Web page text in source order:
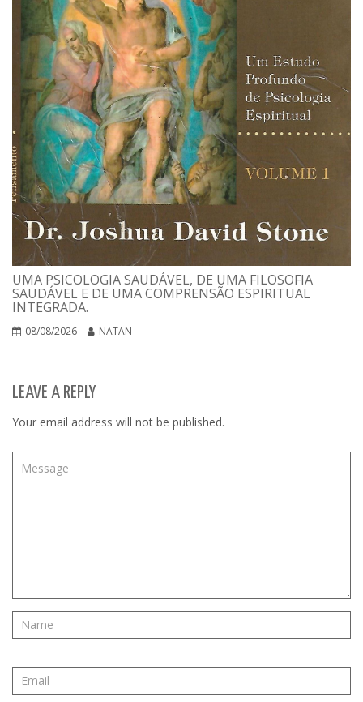
UMA PSICOLOGIA SAUDÁVEL, DE UMA FILOSOFIA
SAUDÁVEL E DE UMA COMPRENSÃO ESPIRITUAL
INTEGRADA.
08/08/2026 NATAN
LEAVE A REPLY
Your email address will not be published.